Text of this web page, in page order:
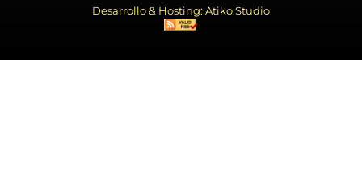
Desarrollo & Hosting: Atiko.Studio